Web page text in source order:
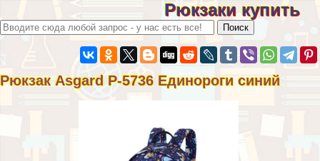
Рюкзаки купить
Рюкзак Asgard Р-5736 Единороги синий